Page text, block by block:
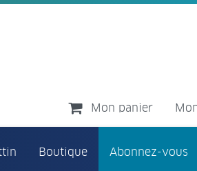
Mon panier
Boutique Abonnez-vous